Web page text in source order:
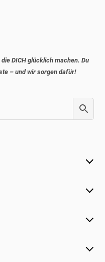
DICH glücklich machen. Du
– und wir sorgen dafür!